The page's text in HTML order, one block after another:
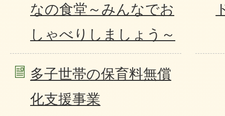
なの食堂～みんなでお
しゃべりしましょう～
多子世帯の保育料無償
化支援事業